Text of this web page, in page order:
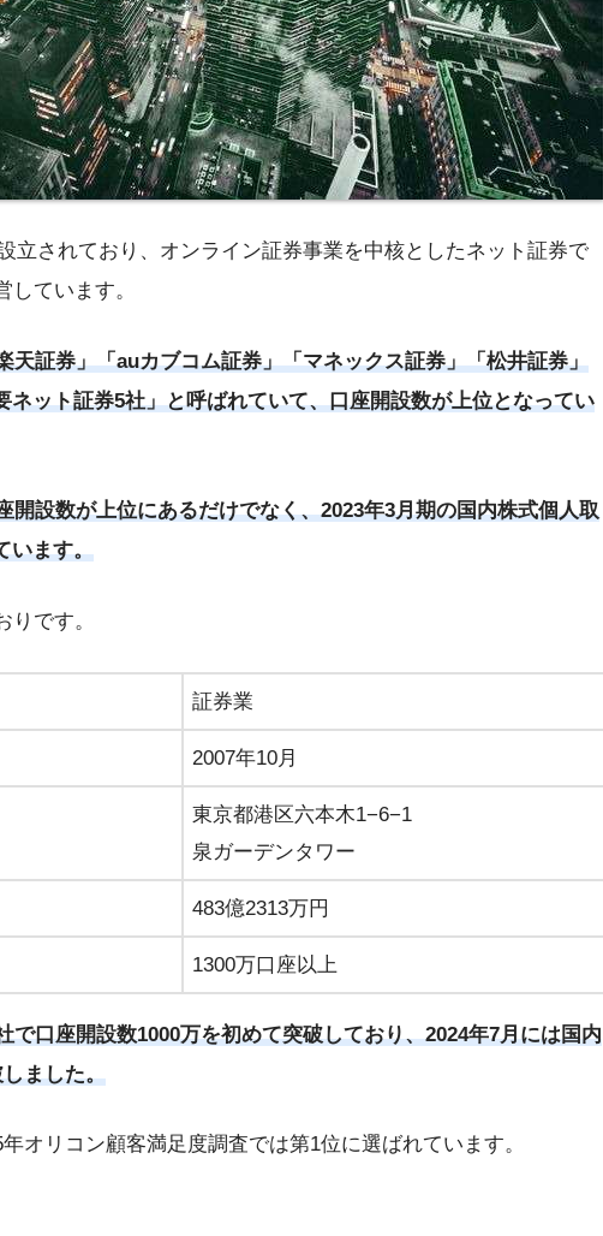
立されており、オンライン証券事業を中核としたネット証券で
しています。
天証券」「auカブコム証券」「マネックス証券」「松井証券」
ネット証券5社」と呼ばれていて、口座開設数が上位となってい
開設数が上位にあるだけでなく、2023年3月期の国内株式個人取
います。
です。
証券業
2007年10月
東京都港区六本木1−6−1
泉ガーデンタワー
483億2313万円
1300万口座以上
で口座開設数1000万を初めて突破しており、2024年7月には国内
ました。
オリコン顧客満足度調査では第1位に選ばれています。